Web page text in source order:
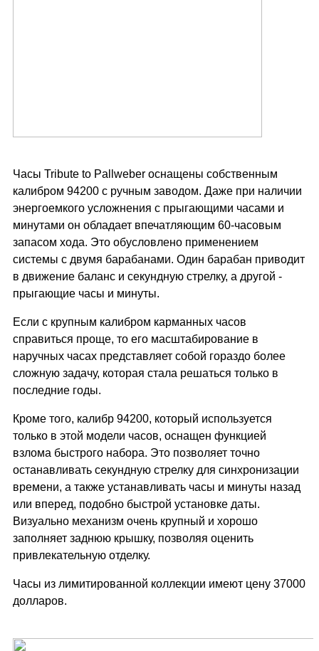
Часы Tribute to Pallweber оснащены собственным
калибром 94200 с ручным заводом. Даже при наличии
энергоемкого усложнения с прыгающими часами и
минутами он обладает впечатляющим 60-часовым
запасом хода. Это обусловлено применением
системы с двумя барабанами. Один барабан приводит
в движение баланс и секундную стрелку, а другой -
прыгающие часы и минуты.
Если с крупным калибром карманных часов
справиться проще, то его масштабирование в
наручных часах представляет собой гораздо более
сложную задачу, которая стала решаться только в
последние годы.
Кроме того, калибр 94200, который используется
только в этой модели часов, оснащен функцией
взлома быстрого набора. Это позволяет точно
останавливать секундную стрелку для синхронизации
времени, а также устанавливать часы и минуты назад
или вперед, подобно быстрой установке даты.
Визуально механизм очень крупный и хорошо
заполняет заднюю крышку, позволяя оценить
привлекательную отделку.
Часы из лимитированной коллекции имеют цену 37000
долларов.